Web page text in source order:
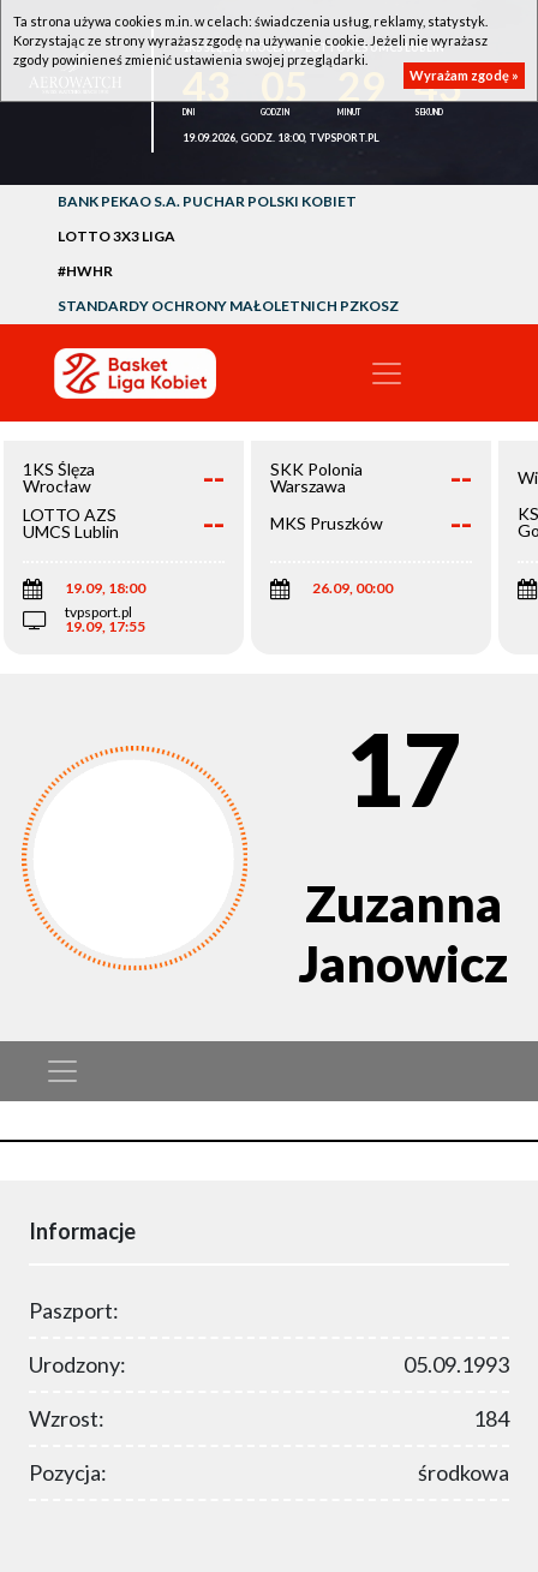
1KS ŚLĘZA WROCŁAW - LOTTO AZS UMCS LUBLIN
43
19.09.2026, GODZ. 18:00, TVPSPORT.PL
BANK PEKAO S.A. PUCHAR POLSKI KOBIET
LOTTO 3X3 LIGA
#HWHR
STANDARDY OCHRONY MAŁOLETNICH PZKOSZ
1KS Ślęza
Wrocław
--
LOTTO AZS
UMCS Lublin
--
19.09, 18:00
tvpsport.pl
19.09, 17:55
SKK Polonia
Warszawa
--
MKS Pruszków --
26.09, 00:00
17
Zuzanna
Janowicz
Informacje
Paszport:
Urodzony: 05.09.1993
Wzrost: 184
Pozycja: środkowa
Ta strona używa cookies m.in. w celach: świadczenia usług, reklamy, statystyk.
Korzystając ze strony wyrażasz zgodę na używanie cookie. Jeżeli nie wyrażasz
zgody powinieneś zmienić ustawienia swojej przeglądarki.
Wyrażam zgodę »